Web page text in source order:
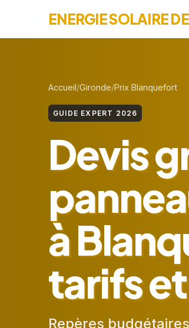
ENERGIE SOLAIRE
Accueil Gironde Prix Blanquefort
GUIDE EXPERT 2026
Devis
à
tarifs
Repères